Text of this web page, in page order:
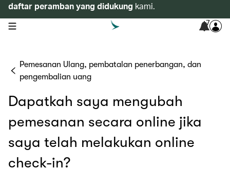
daftar peramban yang didukung kami.
open navigation menu 7
Pemesanan Ulang, pembatalan penerbangan, dan
pengembalian uang
Dapatkah saya mengubah
pemesanan secara online jika
saya telah melakukan online
check-in?